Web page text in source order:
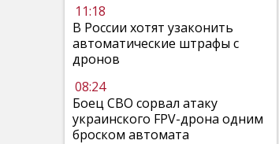
11:18
В России хотят узаконить
автоматические штрафы с
дронов
08:24
Боец СВО сорвал атаку
украинского FPV-дрона одним
броском автомата